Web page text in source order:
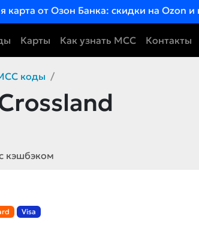
карта от Озон Банка: скидки на Ozon
Карты Как узнать MCC Контакты
коды
кэшбэком
Visa